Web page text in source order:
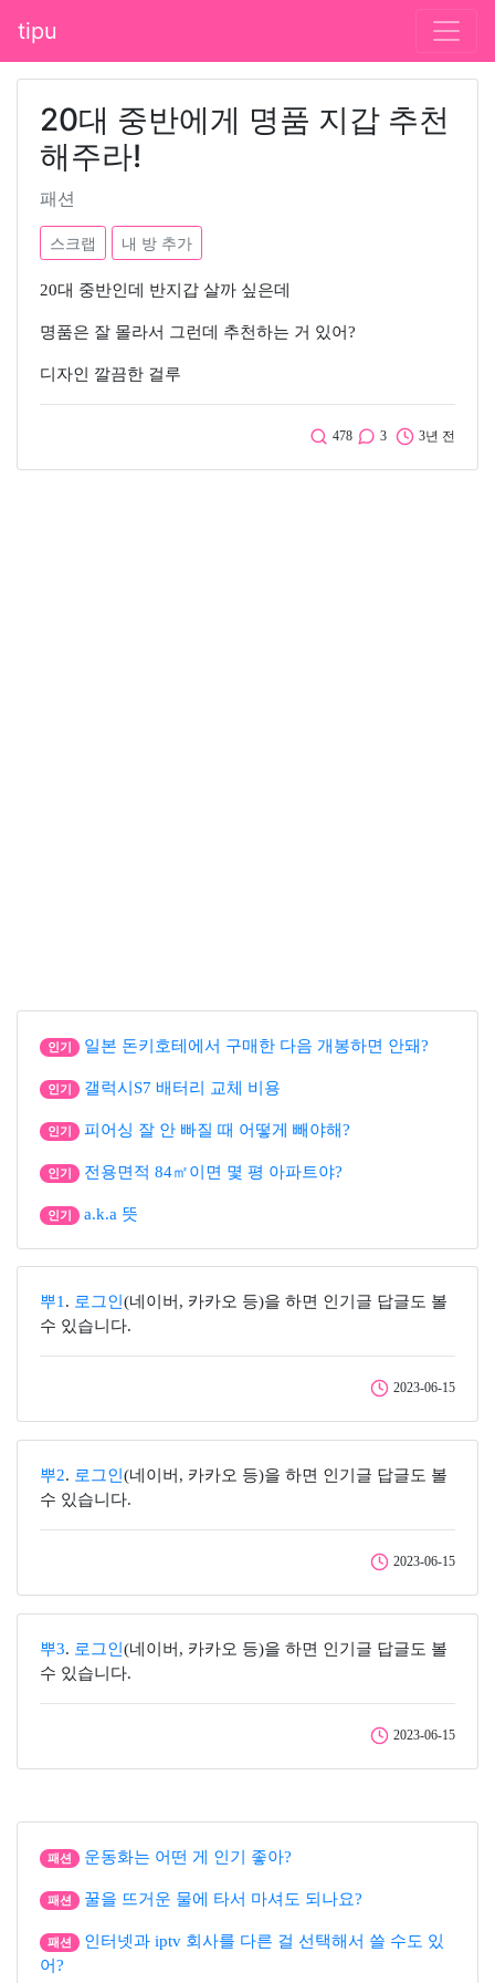
tipu
20대 중반에게 명품 지갑 추천
해주라!
패션
스크랩 내 방 추가
20대 중반인데 반지갑 살까 싶은데
명품은 잘 몰라서 그런데 추천하는 거 있어?
디자인 깔끔한 걸루
478 3 3년 전
인기 일본 돈키호테에서 구매한 다음 개봉하면 안돼?
인기 갤럭시S7 배터리 교체 비용
인기 피어싱 잘 안 빠질 때 어떻게 빼야해?
인기 전용면적 84㎡이면 몇 평 아파트야?
인기 a.k.a 뜻
뿌1 . 로그인 (네이버, 카카오 등)을 하면 인기글 답글도 볼
수 있습니다.
2023-06-15
뿌2. 로그인 (네이버, 카카오 등)을 하면 인기글 답글도 볼
수 있습니다.
2023-06-15
뿌3. 로그인 (네이버, 카카오 등)을 하면 인기글 답글도 볼
수 있습니다.
2023-06-15
패션 운동화는 어떤 게 인기 좋아?
패션 꿀을 뜨거운 물에 타서 마셔도 되나요?
패션
인터넷과 iptv 회사를 다른 걸 선택해서 쓸 수도 있
어?